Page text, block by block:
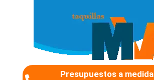
Presupuestos a medida